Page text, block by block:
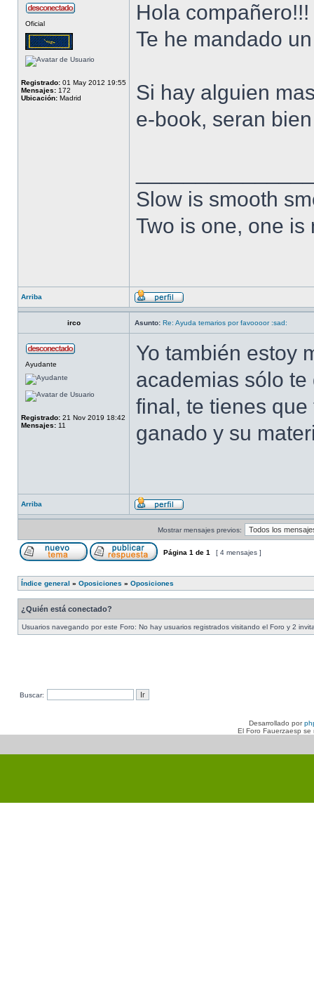
Oficial
Registrado: 01 May 2012 19:55
Mensajes: 172
Ubicación: Madrid
Hola compañero!!!
Te he mandado
Si hay alguien
e-book, seran
Slow is smooth
Two is one, one is
Arriba
irco Asunto: Re: Ayuda temarios por favoooor :sad:
Ayudante
Registrado: 21 Nov 2019 18:42
Mensajes: 11
Yo también estoy
academias sólo
final, te tienes
ganado y su
Arriba
Mostrar mensajes previos:
Página 1 de 1 [ 4 mensajes ]
Índice general » Oposiciones » Oposiciones
¿Quién está conectado?
Usuarios navegando por este Foro: No hay usuarios registrados visitando el Foro y 2
Buscar:
Desarrollado por
El Foro Fauerzaesp